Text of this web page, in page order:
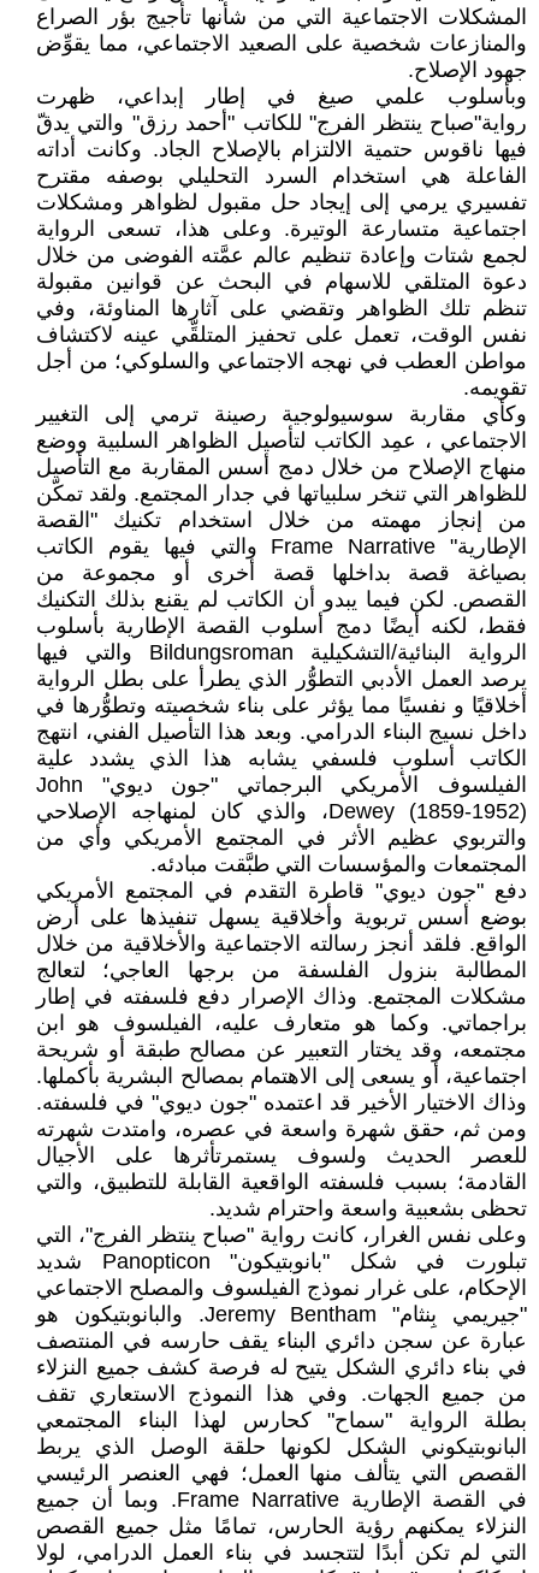
المشكلات الاجتماعية التي من شأنها تأجيج بؤر الصراع
والمنازعات شخصية على الصعيد الاجتماعي، مما يقوِّض
جهود الإصلاح.
وبأسلوب علمي صيغ في إطار إبداعي، ظهرت
رواية"صباح ينتظر الفرج" للكاتب "أحمد رزق" والتي يدقّ
فيها ناقوس حتمية الالتزام بالإصلاح الجاد. وكانت أداته
الفاعلة هي استخدام السرد التحليلي بوصفه مقترح
تفسيري يرمي إلى إيجاد حل مقبول لظواهر ومشكلات
اجتماعية متسارعة الوتيرة. وعلى هذا، تسعى الرواية
لجمع شتات وإعادة تنظيم عالم عمَّته الفوضى من خلال
دعوة المتلقي للاسهام في البحث عن قوانين مقبولة
تنظم تلك الظواهر وتقضي على آثارها المناوئة، وفي
نفس الوقت، تعمل على تحفيز المتلقِّي عينه لاكتشاف
مواطن العطب في نهجه الاجتماعي والسلوكي؛ من أجل
تقويمه.
وكأي مقاربة سوسيولوجية رصينة ترمي إلى التغيير
الاجتماعي ، عمِد الكاتب لتأصيل الظواهر السلبية ووضع
منهاج الإصلاح من خلال دمج أسس المقاربة مع التأصيل
للظواهر التي تنخر سلبياتها في جدار المجتمع. ولقد تمكّن
من إنجاز مهمته من خلال استخدام تكنيك "القصة
الإطارية" Frame Narrative والتي فيها يقوم الكاتب
بصياغة قصة بداخلها قصة أخرى أو مجموعة من
القصص. لكن فيما يبدو أن الكاتب لم يقنع بذلك التكنيك
فقط، لكنه أيضًا دمج أسلوب القصة الإطارية بأسلوب
الرواية البنائية/التشكيلية Bildungsroman والتي فيها
يرصد العمل الأدبي التطوُّر الذي يطرأ على بطل الرواية
أخلاقيًا و نفسيًا مما يؤثر على بناء شخصيته وتطوُّرها في
داخل نسيج البناء الدرامي. وبعد هذا التأصيل الفني، انتهج
الكاتب أسلوب فلسفي يشابه هذا الذي يشدد علية
الفيلسوف الأمريكي البرجماتي "جون ديوي" John
Dewey (1859-1952)، والذي كان لمنهاجه الإصلاحي
والتربوي عظيم الأثر في المجتمع الأمريكي وأي من
المجتمعات والمؤسسات التي طبَّقت مبادئه.
دفع "جون ديوي" قاطرة التقدم في المجتمع الأمريكي
بوضع أسس تربوية وأخلاقية يسهل تنفيذها على أرض
الواقع. فلقد أنجز رسالته الاجتماعية والأخلاقية من خلال
المطالبة بنزول الفلسفة من برجها العاجي؛ لتعالج
مشكلات المجتمع. وذاك الإصرار دفع فلسفته في إطار
براجماتي. وكما هو متعارف عليه، الفيلسوف هو ابن
مجتمعه، وقد يختار التعبير عن مصالح طبقة أو شريحة
اجتماعية، أو يسعى إلى الاهتمام بمصالح البشرية بأكملها.
وذاك الاختيار الأخير قد اعتمده "جون ديوي" في فلسفته.
ومن ثم، حقق شهرة واسعة في عصره، وامتدت شهرته
للعصر الحديث ولسوف يستمرتأثرها على الأجيال
القادمة؛ بسبب فلسفته الواقعية القابلة للتطبيق، والتي
تحظى بشعبية واسعة واحترام شديد.
وعلى نفس الغرار، كانت رواية "صباح ينتظر الفرج"، التي
تبلورت في شكل "بانوبتيكون" Panopticon شديد
الإحكام، على غرار نموذج الفيلسوف والمصلح الاجتماعي
"جيريمي بِنثام" Jeremy Bentham. والبانوبتيكون هو
عبارة عن سجن دائري البناء يقف حارسه في المنتصف
في بناء دائري الشكل يتيح له فرصة كشف جميع النزلاء
من جميع الجهات. وفي هذا النموذج الاستعاري تقف
بطلة الرواية "سماح" كحارس لهذا البناء المجتمعي
البانوبتيكوني الشكل لكونها حلقة الوصل الذي يربط
القصص التي يتألف منها العمل؛ فهي العنصر الرئيسي
في القصة الإطارية Frame Narrative. وبما أن جميع
النزلاء يمكنهم رؤية الحارس، تمامًا مثل جميع القصص
التي لم تكن أبدًا لتتجسد في بناء العمل الدرامي، لولا